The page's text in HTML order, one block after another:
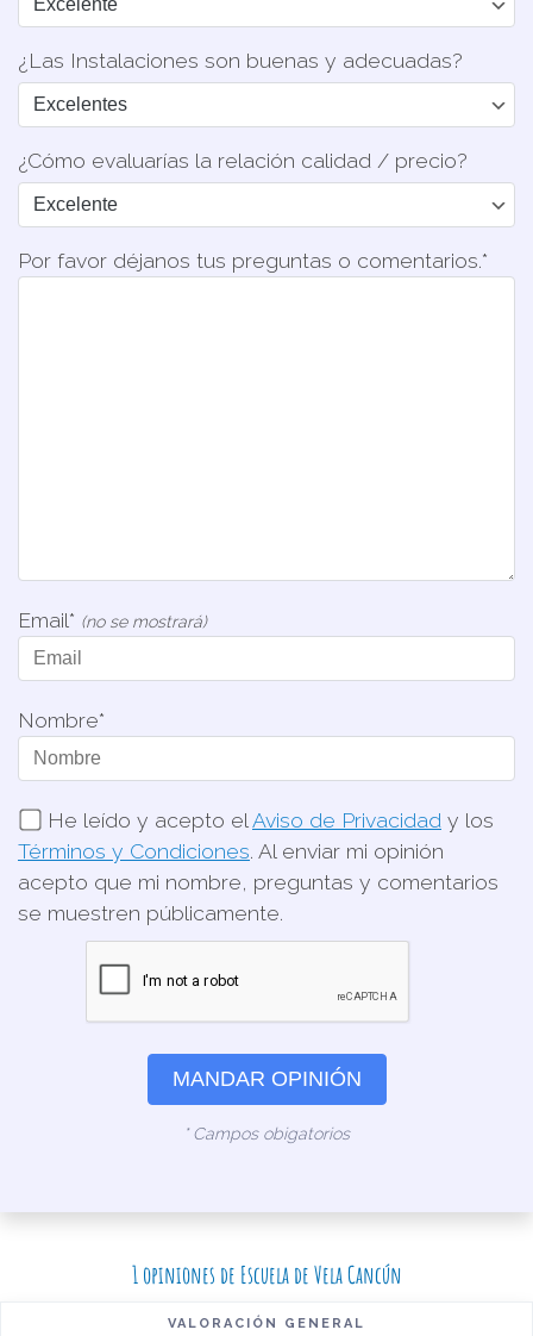
¿Las Instalaciones son buenas y adecuadas?
¿Cómo evaluarías la relación calidad / precio?
Por favor déjanos tus preguntas o comentarios.*
Email* (no se mostrará)
Nombre*
He leído y acepto el Aviso de Privacidad y los
Términos y Condiciones. Al enviar mi opinión
acepto que mi nombre, preguntas y comentarios
se muestren públicamente.
MANDAR OPINIÓN
* Campos obigatorios
1 opiniones de Escuela de Vela Cancún
VALORACIÓN GENERAL